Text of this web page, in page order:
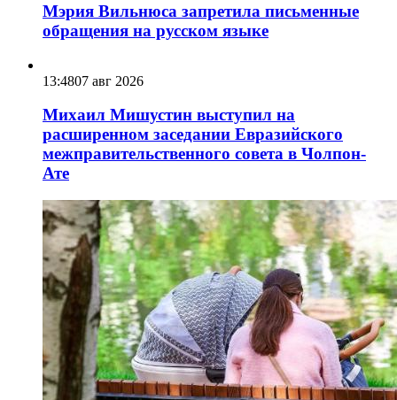
Мэрия Вильнюса запретила письменные
обращения на русском языке
13:4807 авг 2026
Михаил Мишустин выступил на
расширенном заседании Евразийского
межправительственного совета в Чолпон-
Ате